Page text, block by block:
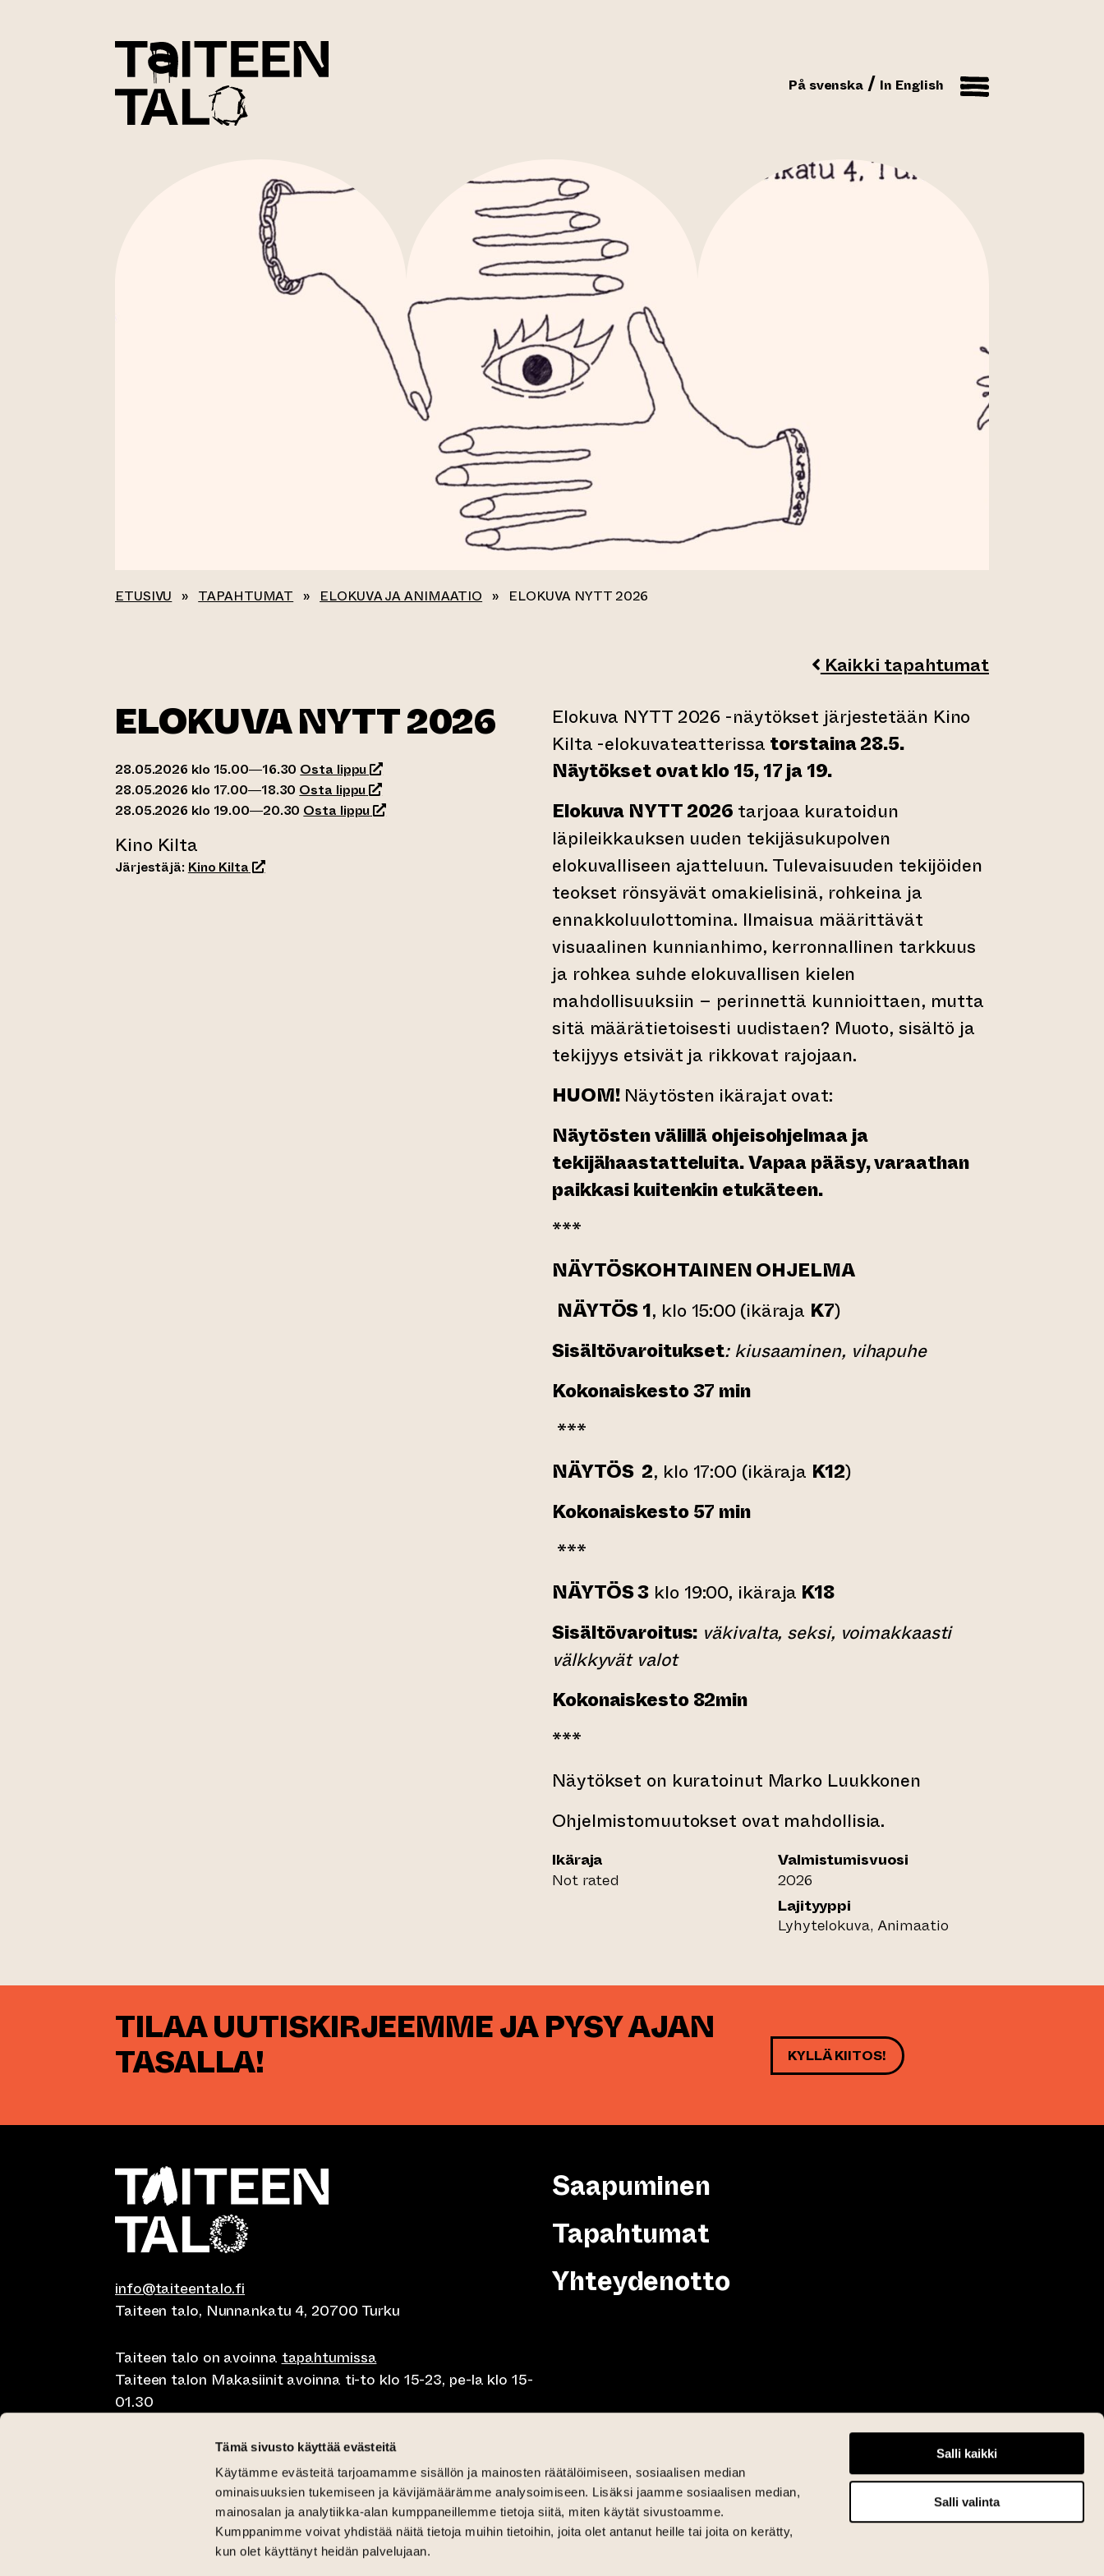
Tämä sivusto käyttää evästeitä
Käytämme evästeitä tarjoamamme sisällön ja mainosten räätälöimiseen, sosiaalisen median
ominaisuuksien tukemiseen ja kävijämäärämme analysoimiseen. Lisäksi jaamme sosiaalisen median,
mainosalan ja analytiikka-alan kumppaneillemme tietoja siitä, miten käytät sivustoamme.
Kumppanimme voivat yhdistää näitä tietoja muihin tietoihin, joita olet antanut heille tai joita on kerätty,
kun olet käyttänyt heidän palvelujaan.
Salli kaikki
Salli valinta
På svenska In English
ETUSIVU » TAPAHTUMAT » ELOKUVA JA ANIMAATIO » ELOKUVA NYTT 2026
Kaikki tapahtumat
ELOKUVA NYTT 2026
28.05.2026 klo 15.00—16.30 Osta lippu (siirtyy toiseen verkkopalveluun)
28.05.2026 klo 17.00—18.30 Osta lippu (siirtyy toiseen verkkopalveluun)
28.05.2026 klo 19.00—20.30 Osta lippu (siirtyy toiseen verkkopalveluun)
Kino Kilta
Järjestäjä: Kino Kilta(siirtyy toiseen verkkopalveluun)
Elokuva NYTT 2026 -näytökset järjestetään Kino
Kilta -elokuvateatterissa torstaina 28.5.
Näytökset ovat klo 15, 17 ja 19.
Elokuva NYTT 2026 tarjoaa kuratoidun
läpileikkauksen uuden tekijäsukupolven
elokuvalliseen ajatteluun. Tulevaisuuden tekijöiden
teokset rönsyävät omakielisinä, rohkeina ja
ennakkoluulottomina. Ilmaisua määrittävät
visuaalinen kunnianhimo, kerronnallinen tarkkuus
ja rohkea suhde elokuvallisen kielen
mahdollisuuksiin – perinnettä kunnioittaen, mutta
sitä määrätietoisesti uudistaen? Muoto, sisältö ja
tekijyys etsivät ja rikkovat rajojaan.
HUOM!Näytösten ikärajat ovat:
Näytösten välillä ohjeisohjelmaa ja
tekijähaastatteluita. Vapaa pääsy, varaathan
paikkasi kuitenkin etukäteen.
***
NÄYTÖSKOHTAINEN OHJELMA
NÄYTÖS 1, klo 15:00(ikäraja K7)
Sisältövaroitukset: kiusaaminen, vihapuhe
Kokonaiskesto 37 min
***
NÄYTÖS 2, klo 17:00 (ikäraja K12)
Kokonaiskesto 57 min
***
NÄYTÖS 3 klo 19:00, ikäraja K18
Sisältövaroitus: väkivalta, seksi, voimakkaasti
välkkyvät valot
Kokonaiskesto 82min
***
Näytökset on kuratoinut Marko Luukkonen
Ohjelmistomuutokset ovat mahdollisia.
Ikäraja
Not rated
Valmistumisvuosi
2026
Lajityyppi
Lyhytelokuva, Animaatio
TILAA UUTISKIRJEEMME JA PYSY AJAN
TASALLA!
KYLLÄ KIITOS!
info@taiteentalo.fi
Taiteen talo, Nunnankatu 4, 20700 Turku
Taiteen talo on avoinnatapahtumissa
Taiteen talon Makasiinit avoinna ti-to klo 15-23, pe-la klo 15-
01.30
Café Elephanten su-ma klo 10-20, ti-to klo 10-23, pe-la klo 10-
Pegasus Taiteen talo ma-pe lounas klo 10.30-15, la lounas klo
11-15 ja brunssi su klo 11-15
Kriittinen Galleria ti-su 12-18
Galleria Aski ti-pe 12-18 ja la-su 12-16
Saapuminen
Tapahtumat
Yhteydenotto